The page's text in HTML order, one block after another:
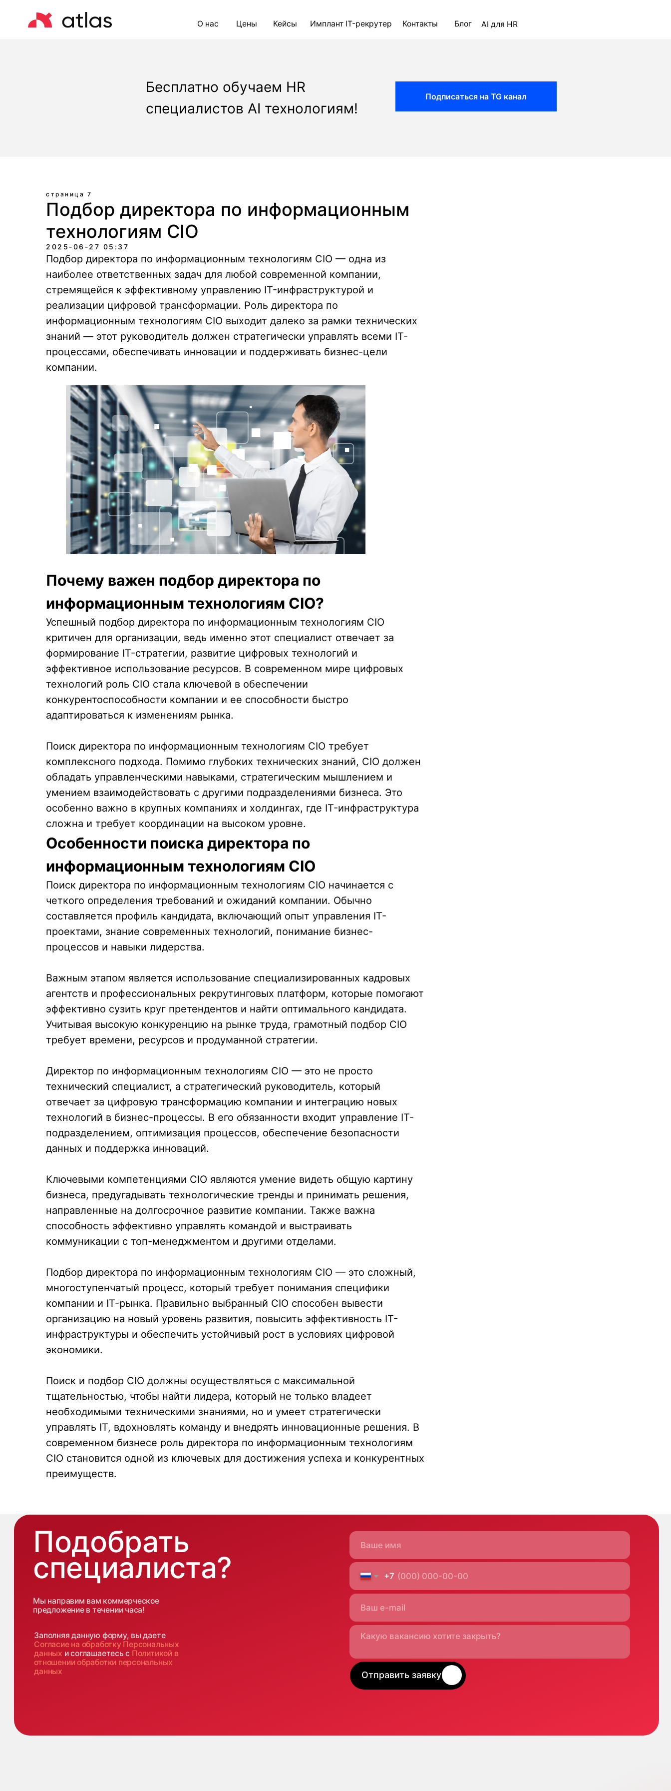
Цены Контакты Блог AI для HR
Кейсы Имплант IT-рекрутер
Бесплатно обучаем HR
специалистов AI технологиям!
Подписаться на TG канал
страница 7
Подбор директора по информационным
технологиям CIO
2025-06-27 05:37
Подбор директора по информационным технологиям CIO — одна из
наиболее ответственных задач для любой современной компании,
стремящейся к эффективному управлению IT-инфраструктурой и
реализации цифровой трансформации. Роль директора по
информационным технологиям CIO выходит далеко за рамки технических
знаний — этот руководитель должен стратегически управлять всеми IT-
процессами, обеспечивать инновации и поддерживать бизнес-цели
компании.
Почему важен подбор директора по
информационным технологиям CIO?
Успешный подбор директора по информационным технологиям CIO
критичен для организации, ведь именно этот специалист отвечает за
формирование IT-стратегии, развитие цифровых технологий и
эффективное использование ресурсов. В современном мире цифровых
технологий роль CIO стала ключевой в обеспечении
конкурентоспособности компании и ее способности быстро
адаптироваться к изменениям рынка.
Поиск директора по информационным технологиям CIO требует
комплексного подхода. Помимо глубоких технических знаний, CIO должен
обладать управленческими навыками, стратегическим мышлением и
умением взаимодействовать с другими подразделениями бизнеса. Это
особенно важно в крупных компаниях и холдингах, где IT-инфраструктура
сложна и требует координации на высоком уровне.
Особенности поиска директора по
информационным технологиям CIO
Поиск директора по информационным технологиям CIO начинается с
четкого определения требований и ожиданий компании. Обычно
составляется профиль кандидата, включающий опыт управления IT-
проектами, знание современных технологий, понимание бизнес-
процессов и навыки лидерства.
Важным этапом является использование специализированных кадровых
агентств и профессиональных рекрутинговых платформ, которые помогают
эффективно сузить круг претендентов и найти оптимального кандидата.
Учитывая высокую конкуренцию на рынке труда, грамотный подбор CIO
требует времени, ресурсов и продуманной стратегии.
Директор по информационным технологиям CIO — это не просто
технический специалист, а стратегический руководитель, который
отвечает за цифровую трансформацию компании и интеграцию новых
технологий в бизнес-процессы. В его обязанности входит управление IT-
подразделением, оптимизация процессов, обеспечение безопасности
данных и поддержка инноваций.
Ключевыми компетенциями CIO являются умение видеть общую картину
бизнеса, предугадывать технологические тренды и принимать решения,
направленные на долгосрочное развитие компании. Также важна
способность эффективно управлять командой и выстраивать
коммуникации с топ-менеджментом и другими отделами.
Подбор директора по информационным технологиям CIO — это сложный,
многоступенчатый процесс, который требует понимания специфики
компании и IT-рынка. Правильно выбранный CIO способен вывести
организацию на новый уровень развития, повысить эффективность IT-
инфраструктуры и обеспечить устойчивый рост в условиях цифровой
экономики.
Поиск и подбор CIO должны осуществляться с максимальной
тщательностью, чтобы найти лидера, который не только владеет
необходимыми техническими знаниями, но и умеет стратегически
управлять IT, вдохновлять команду и внедрять инновационные решения. В
современном бизнесе роль директора по информационным технологиям
CIO становится одной из ключевых для достижения успеха и конкурентных
преимуществ.
Подобрать
специалиста?
Мы направим вам коммерческое
предложение в течении часа!
Заполняя данную форму, вы даете
данныхи соглашаетесь с
м. Новые Черемушки,
Бизнес центр "Черри Тауэр"
ул. Профсоюзная,56,офис 43
Кипр
Chavouzas, office 1-
2 Limassol, Cyprus
+7 499 380 89 20
info@it-atlas.ru